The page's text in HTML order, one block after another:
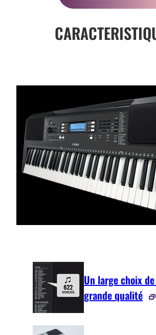
Un large choix
grande qualité